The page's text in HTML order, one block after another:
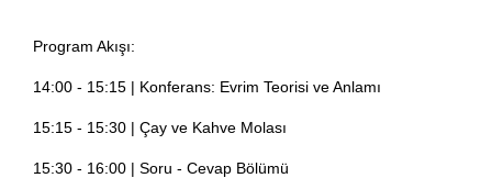
Program Akışı:
14:00 - 15:15 | Konferans: Evrim Teorisi ve Anlamı
15:15 - 15:30 | Çay ve Kahve Molası
15:30 - 16:00 | Soru - Cevap Bölümü